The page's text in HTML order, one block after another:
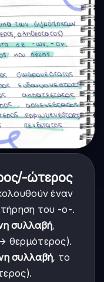
ώτερος
έναν
του -ο-.
συλλαβή,
θερμότερος).
συλλαβή, το